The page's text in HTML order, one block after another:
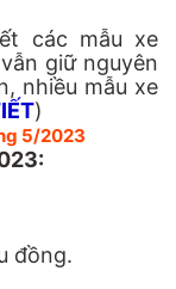
các mẫu xe
giữ nguyên
nhiều mẫu xe
)
5/2023
đồng.